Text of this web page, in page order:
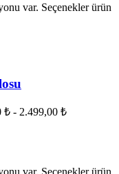
var. Seçenekler ürün
₺ - 2.499,00 ₺